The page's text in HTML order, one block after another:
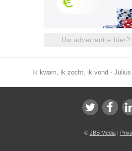
Uw advertentie hier?
Ik kwam, ik zocht, ik vond -
© JBB Media|